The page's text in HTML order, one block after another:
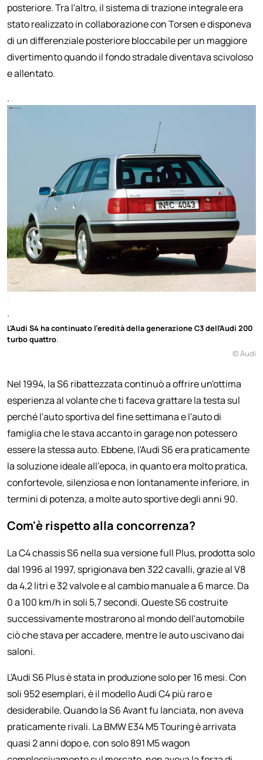
posteriore. Tra l'altro, il sistema di trazione integrale era
stato realizzato in collaborazione con Torsen e disponeva
di un differenziale posteriore bloccabile per un maggiore
divertimento quando il fondo stradale diventava scivoloso
e allentato.
. .
.
.
L'Audi S4 ha continuato l'eredità della generazione C3 dell'Audi 200
turbo quattro.
© Audi
Nel 1994, la S6 ribattezzata continuò a offrire un'ottima
esperienza al volante che ti faceva grattare la testa sul
perché l'auto sportiva del fine settimana e l'auto di
famiglia che le stava accanto in garage non potessero
essere la stessa auto. Ebbene, l'Audi S6 era praticamente
la soluzione ideale all'epoca, in quanto era molto pratica,
confortevole, silenziosa e non lontanamente inferiore, in
termini di potenza, a molte auto sportive degli anni 90.
Com'è rispetto alla concorrenza?
La C4 chassis S6 nella sua versione full Plus, prodotta solo
dal 1996 al 1997, sprigionava ben 322 cavalli, grazie al V8
da 4,2 litri e 32 valvole e al cambio manuale a 6 marce. Da
0 a 100 km/h in soli 5,7 secondi. Queste S6 costruite
successivamente mostrarono al mondo dell'automobile
ciò che stava per accadere, mentre le auto uscivano dai
saloni.
L'Audi S6 Plus è stata in produzione solo per 16 mesi. Con
soli 952 esemplari, è il modello Audi C4 più raro e
desiderabile. Quando la S6 Avant fu lanciata, non aveva
praticamente rivali. La BMW E34 M5 Touring è arrivata
quasi 2 anni dopo e, con solo 891 M5 wagon